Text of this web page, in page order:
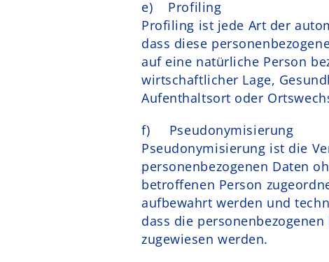
e) Profiling
Profiling ist jede Art der
dass diese
auf eine natürliche Person
wirtschaftlicher Lage,
Aufenthaltsort oder
f) Pseudonymisierung
Pseudonymisierung ist die
personenbezogenen Daten
betroffenen Person
aufbewahrt werden und
dass die
zugewiesen werden.